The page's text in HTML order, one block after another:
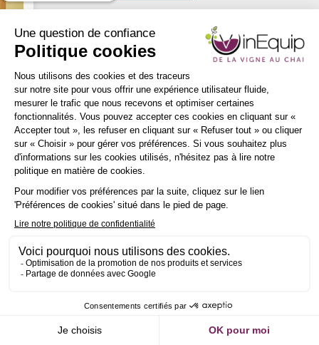
Demander un RDV
Envoyer un message
Description
INSCRIPTIONNEWSLETTER